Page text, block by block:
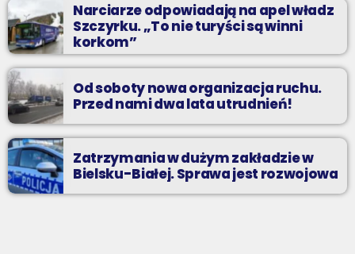
Narciarze odpowiadają na apel władz
Szczyrku. „To nie turyści są winni
korkom”
Od soboty nowa organizacja ruchu.
Przed nami dwa lata utrudnień!
Zatrzymania w dużym zakładzie w
Bielsku-Białej. Sprawa jest rozwojowa